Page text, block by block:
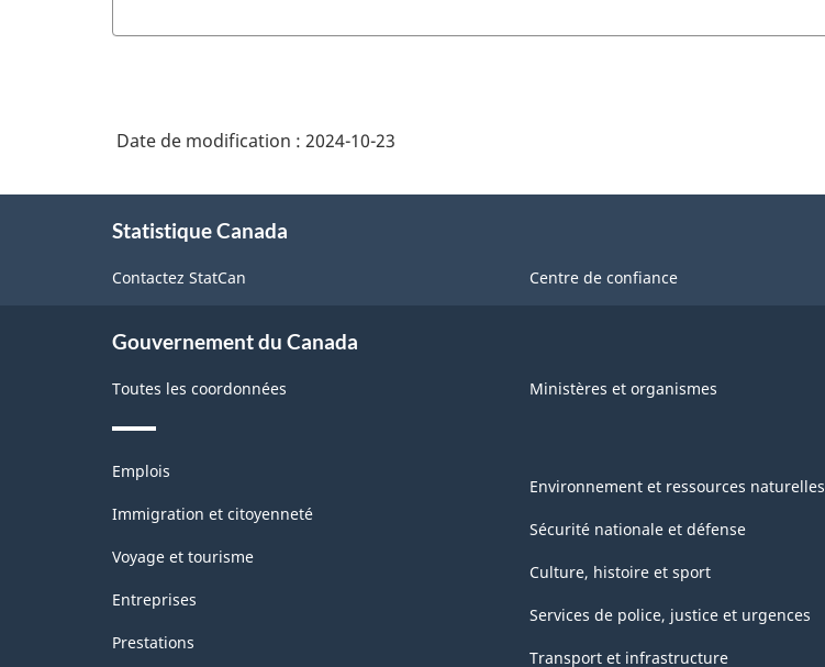
Date de modification : 2024-10-23
Statistique Canada
Contactez StatCan Centre de confiance
Gouvernement du Canada
Toutes les coordonnées Ministères et organismes
Thèmes
sujets
Emplois
Immigration et citoyenneté
Voyage et tourisme
Entreprises
Prestations
Environnement et ressources naturelles
Sécurité nationale et défense
Culture, histoire et sport
Services de police, justice et urgences
Transport et infrastructure